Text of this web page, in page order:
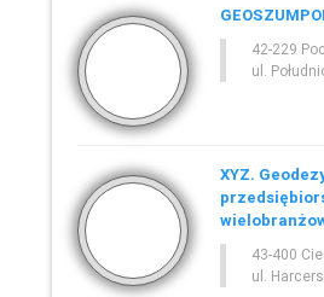
42-229
ul.
XYZ.
43-400
ul.